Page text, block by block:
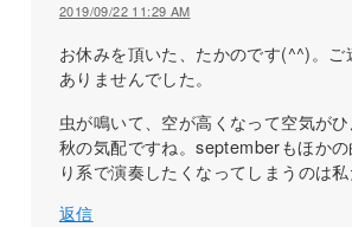
2019/09/22 11:29 AM
お休みを頂いた、たかのです(^^)。
ありませんでした。
虫が鳴いて、空が高くなって空気が
秋の気配ですね。septemberもほか
り系で演奏したくなってしまうのは
返信